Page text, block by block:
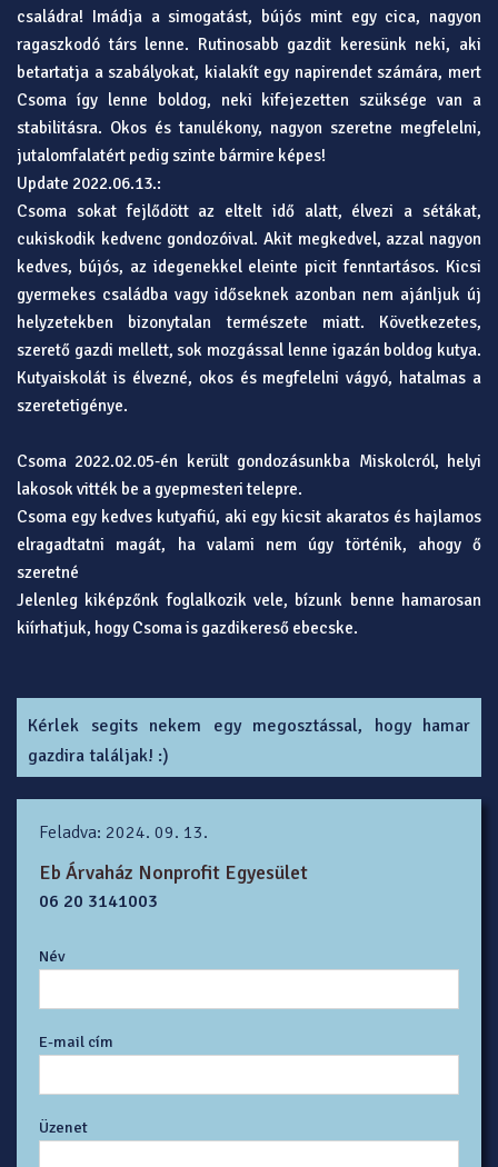
családra! Imádja a simogatást, bújós mint egy cica, nagyon
ragaszkodó társ lenne. Rutinosabb gazdit keresünk neki, aki
betartatja a szabályokat, kialakít egy napirendet számára, mert
Csoma így lenne boldog, neki kifejezetten szüksége van a
stabilitásra. Okos és tanulékony, nagyon szeretne megfelelni,
jutalomfalatért pedig szinte bármire képes!
Update 2022.06.13.:
Csoma sokat fejlődött az eltelt idő alatt, élvezi a sétákat,
cukiskodik kedvenc gondozóival. Akit megkedvel, azzal nagyon
kedves, bújós, az idegenekkel eleinte picit fenntartásos. Kicsi
gyermekes családba vagy időseknek azonban nem ajánljuk új
helyzetekben bizonytalan természete miatt. Következetes,
szerető gazdi mellett, sok mozgással lenne igazán boldog kutya.
Kutyaiskolát is élvezné, okos és megfelelni vágyó, hatalmas a
szeretetigénye.
Csoma 2022.02.05-én került gondozásunkba Miskolcról, helyi
lakosok vitték be a gyepmesteri telepre.
Csoma egy kedves kutyafiú, aki egy kicsit akaratos és hajlamos
elragadtatni magát, ha valami nem úgy történik, ahogy ő
szeretné
Jelenleg kiképzőnk foglalkozik vele, bízunk benne hamarosan
kiírhatjuk, hogy Csoma is gazdikereső ebecske.
Kérlek segits nekem egy megosztással, hogy hamar
gazdira találjak! :)
Feladva: 2024. 09. 13.
Eb Árvaház Nonprofit Egyesület
06 20 3141003
Név
E-mail cím
Üzenet